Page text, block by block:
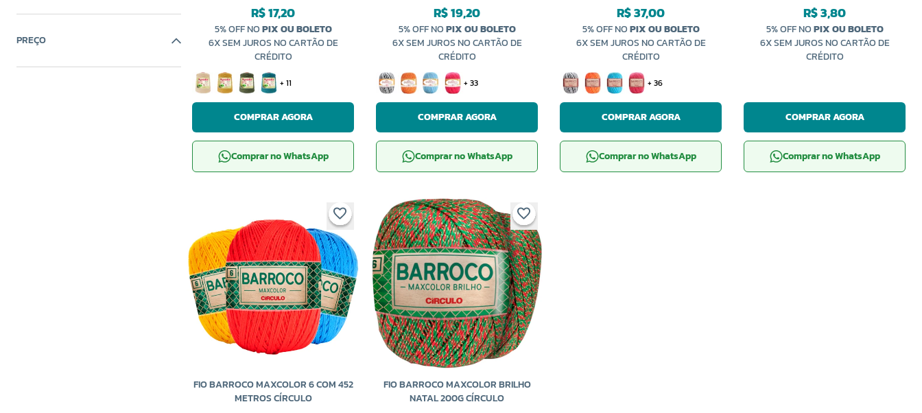
PREÇO
R$ 17,20
5% OFF NOPIX OU BOLETO
6X SEM JUROS NO CARTÃO DE
CRÉDITO
+ 11
COMPRAR AGORA
Comprar no WhatsApp
R$ 19,20
5% OFF NOPIX OU BOLETO
6X SEM JUROS NO CARTÃO DE
CRÉDITO
+ 33
COMPRAR AGORA
Comprar no WhatsApp
R$ 37,00
5% OFF NOPIX OU BOLETO
6X SEM JUROS NO CARTÃO DE
CRÉDITO
+ 36
COMPRAR AGORA
Comprar no WhatsApp
R$ 3,80
5% OFF NOPIX OU BOLETO
6X SEM JUROS NO CARTÃO DE
CRÉDITO
COMPRAR AGORA
Comprar no WhatsApp
FIO BARROCO MAXCOLOR 6 COM 452
METROS CÍRCULO
FIO BARROCO MAXCOLOR BRILHO
NATAL 200G CÍRCULO